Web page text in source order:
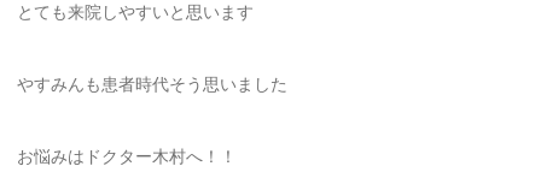
とても来院しやすいと思います
やすみんも患者時代そう思いました
お悩みはドクター木村へ！！